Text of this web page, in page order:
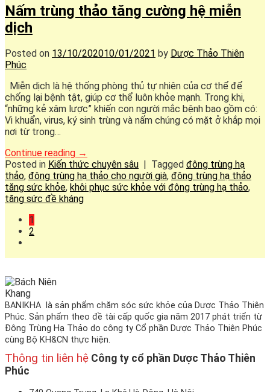
Nấm trùng thảo tăng cường hệ miễn
dịch
Posted on 13/10/202010/01/2021 by Dược Thảo Thiên
Phúc
Miễn dịch là hệ thống phòng thủ tự nhiên của cơ thể để
chống lại bệnh tật, giúp cơ thể luôn khỏe mạnh. Trong khi,
“những kẻ xâm lược” khiến con người mắc bệnh bao gồm có:
Vi khuẩn, virus, ký sinh trùng và nấm chúng có mặt ở khắp mọi
nơi từ trong…
Continue reading →
Posted in Kiến thức chuyên sâu Tagged đông trùng hạ
thảo, đông trùng hạ thảo cho người già, đông trùng hạ thảo
tăng sức khỏe, khôi phục sức khỏe với đông trùng hạ thảo,
tăng sức đề kháng
1
2
BANIKHA là sản phẩm chăm sóc sức khỏe của Dược Thảo Thiên
Phúc. Sản phẩm theo đề tài cấp quốc gia năm 2017 phát triển từ
Đông Trùng Hạ Thảo do công ty Cổ phần Dược Thảo Thiên Phúc
cùng Bộ KH&CN thực hiện.
Thông tin liên hệ Công ty cổ phần Dược Thảo Thiên
Phúc